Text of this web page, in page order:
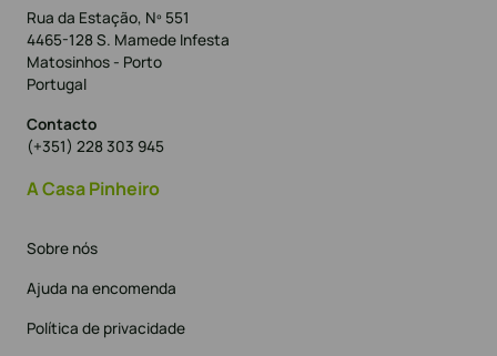
Rua da Estação, Nº 551
4465-128 S. Mamede Infesta
Matosinhos - Porto
Portugal
Contacto
(+351) 228 303 945
A Casa Pinheiro
Sobre nós
Ajuda na encomenda
Política de privacidade